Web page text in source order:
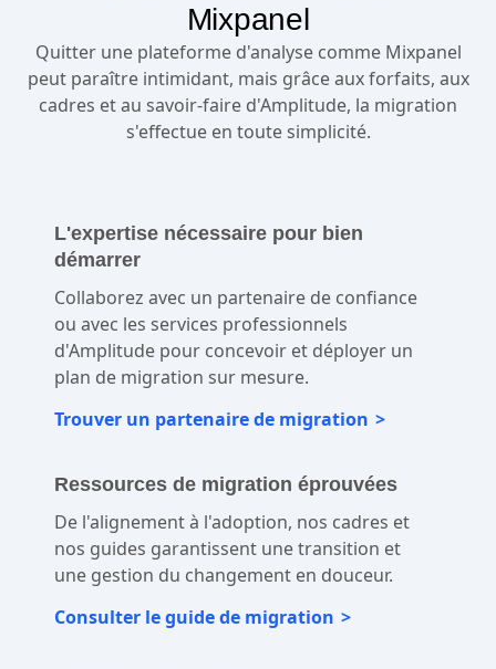
Mixpanel
Quitter une plateforme d'analyse comme Mixpanel
peut paraître intimidant, mais grâce aux forfaits, aux
cadres et au savoir-faire d'Amplitude, la migration
s'effectue en toute simplicité.
L'expertise nécessaire pour bien
démarrer
Collaborez avec un partenaire de confiance
ou avec les services professionnels
d'Amplitude pour concevoir et déployer un
plan de migration sur mesure.
Trouver un partenaire de migration
Ressources de migration éprouvées
De l'alignement à l'adoption, nos cadres et
nos guides garantissent une transition et
une gestion du changement en douceur.
Consulter le guide de migration